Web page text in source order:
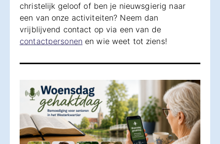
christelijk geloof of ben je nieuwsgierig naar
een van onze activiteiten? Neem dan
vrijblijvend contact op via een van de
contactpersonen en wie weet tot ziens!